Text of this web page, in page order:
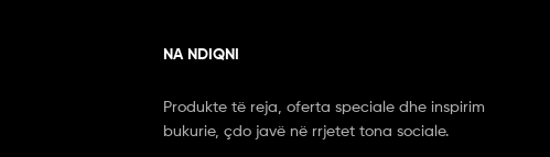
NA NDIQNI
Produkte të reja, oferta speciale dhe inspirim
bukurie, çdo javë në rrjetet tona sociale.